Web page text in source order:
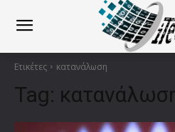
Ετικέτες κατανάλωση
Tag: